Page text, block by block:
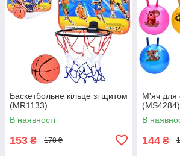
Баскетбольне кільце зі щитом
(MR1133)
В наявності
153 ₴ 170 ₴
М'яч для
(MS4284)
В
144 ₴